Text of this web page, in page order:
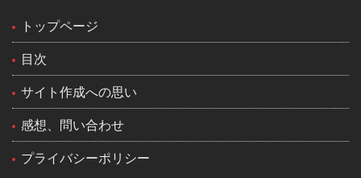
トップページ
目次
サイト作成への思い
感想、問い合わせ
プライバシーポリシー